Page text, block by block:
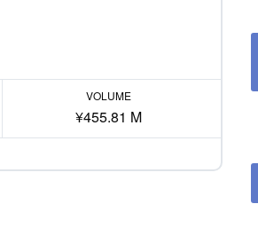
VOLUME
¥455.81 M